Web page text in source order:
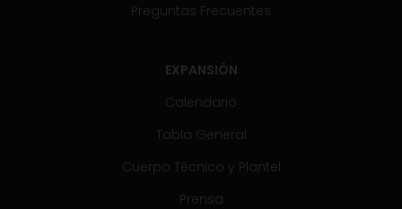
Preguntas Frecuentes
EXPANSIÓN
Calendario
Tabla General
Cuerpo Técnico y Plantel
Prensa